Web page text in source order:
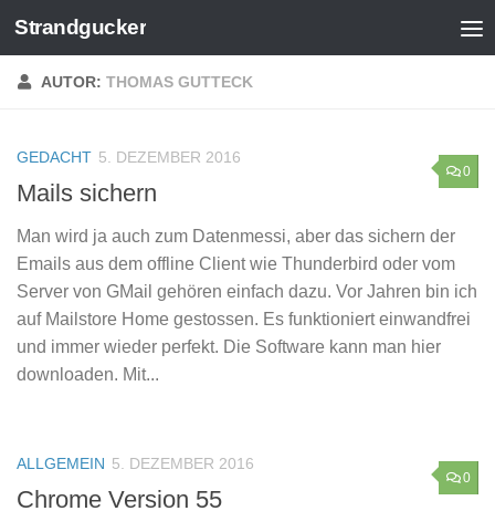
Zum Inhalt springen
Strandgucker
AUTOR: THOMAS GUTTECK
0
GEDACHT 5. DEZEMBER 2016
Mails sichern
Man wird ja auch zum Datenmessi, aber das sichern der
Emails aus dem offline Client wie Thunderbird oder vom
Server von GMail gehören einfach dazu. Vor Jahren bin ich
auf Mailstore Home gestossen. Es funktioniert einwandfrei
und immer wieder perfekt. Die Software kann man hier
downloaden. Mit...
0
ALLGEMEIN 5. DEZEMBER 2016
Chrome Version 55